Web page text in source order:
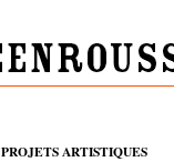
PROJETS ARTISTIQUES